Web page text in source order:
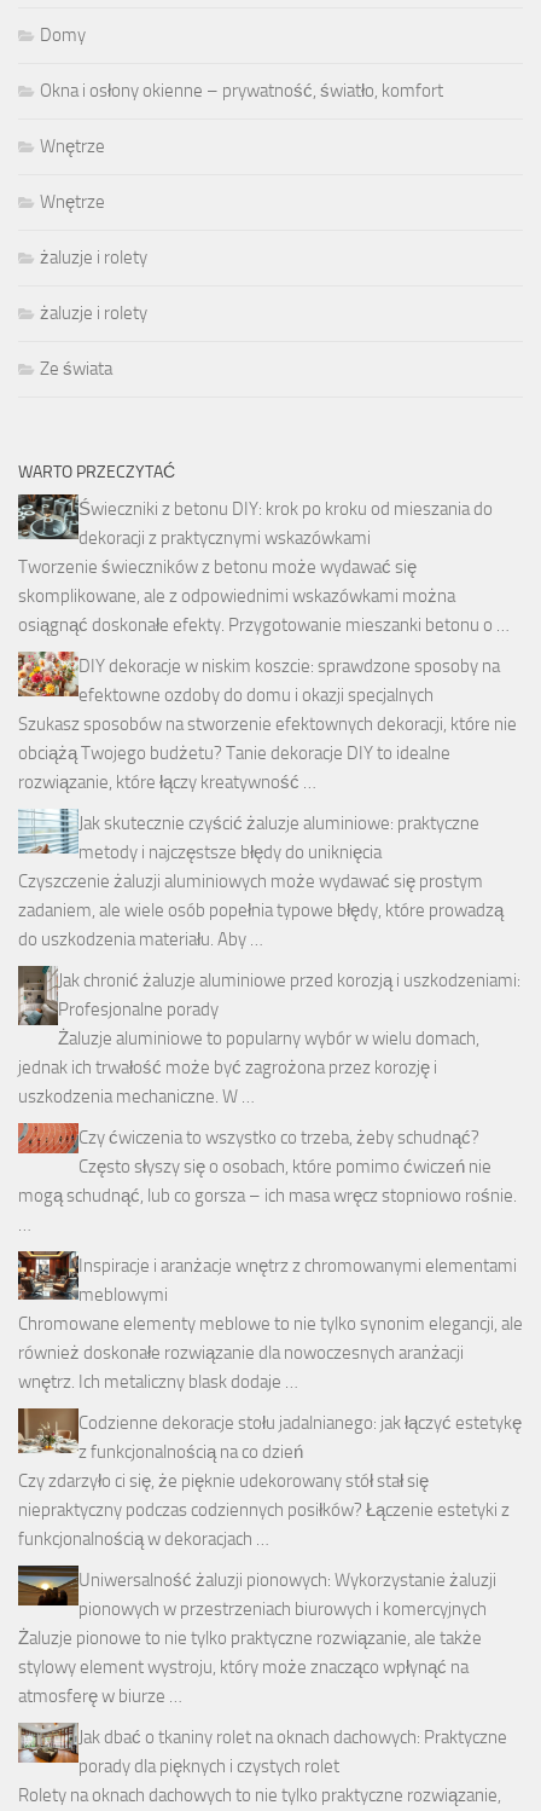
Domy
Okna i osłony okienne – prywatność, światło, komfort
Wnętrze
Wnętrze
żaluzje i rolety
żaluzje i rolety
Ze świata
WARTO PRZECZYTAĆ
Świeczniki z betonu DIY: krok po kroku od mieszania do
dekoracji z praktycznymi wskazówkami
Tworzenie świeczników z betonu może wydawać się
skomplikowane, ale z odpowiednimi wskazówkami można
osiągnąć doskonałe efekty. Przygotowanie mieszanki betonu o …
DIY dekoracje w niskim koszcie: sprawdzone sposoby na
efektowne ozdoby do domu i okazji specjalnych
Szukasz sposobów na stworzenie efektownych dekoracji, które nie
obciążą Twojego budżetu? Tanie dekoracje DIY to idealne
rozwiązanie, które łączy kreatywność …
Jak skutecznie czyścić żaluzje aluminiowe: praktyczne
metody i najczęstsze błędy do uniknięcia
Czyszczenie żaluzji aluminiowych może wydawać się prostym
zadaniem, ale wiele osób popełnia typowe błędy, które prowadzą
do uszkodzenia materiału. Aby …
Jak chronić żaluzje aluminiowe przed korozją i uszkodzeniami:
Profesjonalne porady
Żaluzje aluminiowe to popularny wybór w wielu domach,
jednak ich trwałość może być zagrożona przez korozję i
uszkodzenia mechaniczne. W …
Czy ćwiczenia to wszystko co trzeba, żeby schudnąć?
Często słyszy się o osobach, które pomimo ćwiczeń nie
mogą schudnąć, lub co gorsza – ich masa wręcz stopniowo rośnie.
…
Inspiracje i aranżacje wnętrz z chromowanymi elementami
meblowymi
Chromowane elementy meblowe to nie tylko synonim elegancji, ale
również doskonałe rozwiązanie dla nowoczesnych aranżacji
wnętrz. Ich metaliczny blask dodaje …
Codzienne dekoracje stołu jadalnianego: jak łączyć estetykę
z funkcjonalnością na co dzień
Czy zdarzyło ci się, że pięknie udekorowany stół stał się
niepraktyczny podczas codziennych posiłków? Łączenie estetyki z
funkcjonalnością w dekoracjach …
Uniwersalność żaluzji pionowych: Wykorzystanie żaluzji
pionowych w przestrzeniach biurowych i komercyjnych
Żaluzje pionowe to nie tylko praktyczne rozwiązanie, ale także
stylowy element wystroju, który może znacząco wpłynąć na
atmosferę w biurze …
Jak dbać o tkaniny rolet na oknach dachowych: Praktyczne
porady dla pięknych i czystych rolet
Rolety na oknach dachowych to nie tylko praktyczne rozwiązanie,